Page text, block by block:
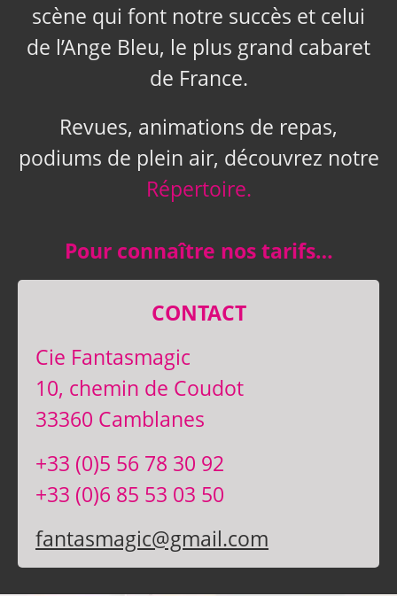
scène qui font notre succès et celui
de l’Ange Bleu, le plus grand cabaret
de France.
Revues, animations de repas,
podiums de plein air, découvrez notre
Répertoire.
Pour connaître nos tarifs…
CONTACT
Cie Fantasmagic
10, chemin de Coudot
33360 Camblanes
+33 (0)5 56 78 30 92
+33 (0)6 85 53 03 50
fantasmagic@gmail.com